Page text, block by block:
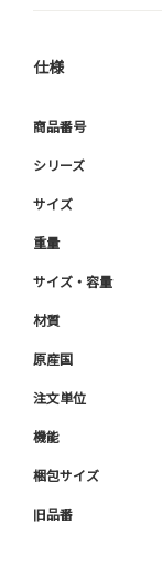
仕様
商品番号
シリーズ
サイズ
重量
サイズ・容量
材質
原産国
注文単位
機能
梱包サイズ
旧品番